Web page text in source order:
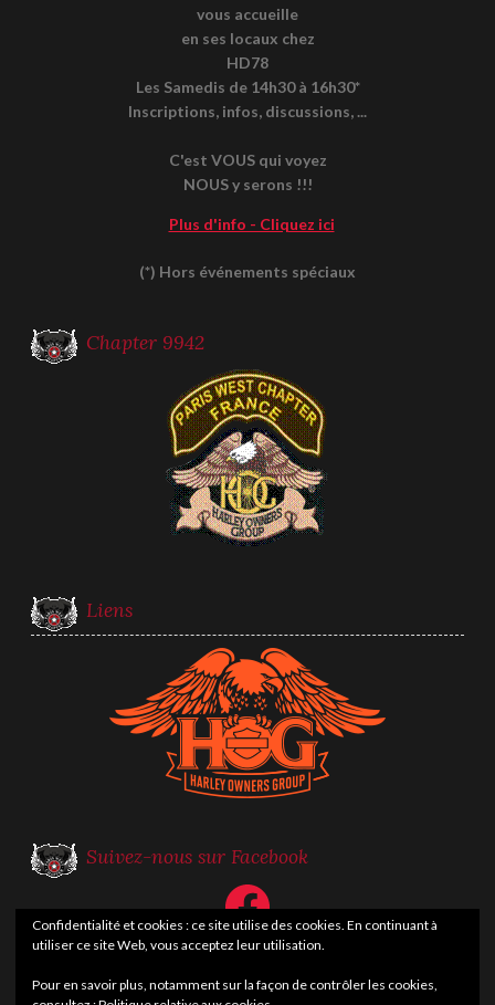
vous accueille
en ses locaux chez
HD78
Les Samedis de 14h30 à 16h30*
Inscriptions, infos, discussions, ...
C'est VOUS qui voyez
NOUS y serons !!!
Plus d'info - Cliquez ici
(*) Hors événements spéciaux
Chapter 9942
Liens
Suivez-nous sur Facebook
Facebook
Confidentialité et cookies : ce site utilise des cookies. En continuant à
utiliser ce site Web, vous acceptez leur utilisation.
Pour en savoir plus, notamment sur la façon de contrôler les cookies,